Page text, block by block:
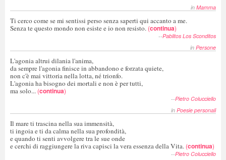
in Mamma
Ti cerco come se mi sentissi perso senza saperti qui accanto a me.
Senza te questo mondo non esiste e io non resisto. (continua)
--Pablitos Los Sconditos
in Persone
L'agonia altrui dilania l'anima,
da sempre l'agonia finisce in abbandono e forzata quiete,
non c'è mai vittoria nella lotta, né trionfo.
L'agonia ha bisogno dei mortali e non è per tutti,
ma solo... (continua)
--Pietro Colucciello
in Poesie personali
Il mare ti trascina nella sua immensità,
ti ingoia e ti da calma nella sua profondità,
e quando ti senti avvolgere tra le sue onde
e cerchi di raggiungere la riva capisci la vera essenza della Vita. (continua)
--Pietro Colucciello